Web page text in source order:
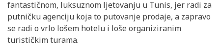
fantastičnom, luksuznom ljetovanju u Tunis, jer radi za
putničku agenciju koja to putovanje prodaje, a zapravo
se radi o vrlo lošem hotelu i loše organiziranim
turističkim turama.